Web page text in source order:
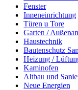
Fenster
Inneneinrichtung
Türen u Tore
Garten /
Haustechnik
Bautenschutz
Heizung /
Kaminofen
Altbau und
Neue Energien